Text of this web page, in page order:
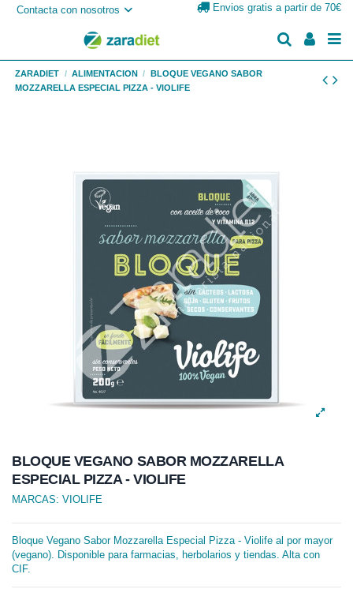
Contacta con nosotros Envios gratis a partir de 70€
ZARADIET ALIMENTACION
BLOQUE VEGANO SABOR
MOZZARELLA ESPECIAL PIZZA - VIOLIFE
BLOQUE VEGANO SABOR MOZZARELLA
ESPECIAL PIZZA - VIOLIFE
MARCAS: VIOLIFE
Bloque Vegano Sabor Mozzarella Especial Pizza - Violife al por mayor
(vegano). Disponible para farmacias, herbolarios y tiendas. Alta con
CIF.